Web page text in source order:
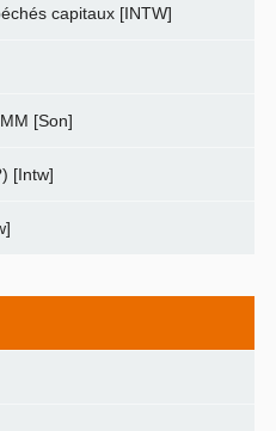
capitaux [INTW]
[Son]
[Intw]